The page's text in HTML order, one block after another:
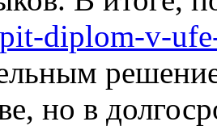
diplom-v-
но в